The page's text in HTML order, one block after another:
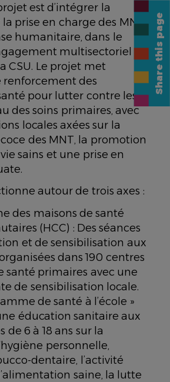
est d’intégrer la
prise en charge des MNT
humanitaire, dans le
multisectoriel
CSU. Le projet met
renforcement des
pour lutter contre les
des soins primaires, avec
locales axées sur la
des MNT, la promotion
sains et une prise en
autour de trois axes :
des maisons de santé
(HCC) : Des séances
et de sensibilisation aux
dans 190 centres
santé primaires avec une
de sensibilisation locale.
de santé à l’école »
éducation sanitaire aux
de 6 à 18 ans sur la
personnelle,
dentaire, l’activité
saine, la lutte
Share this page